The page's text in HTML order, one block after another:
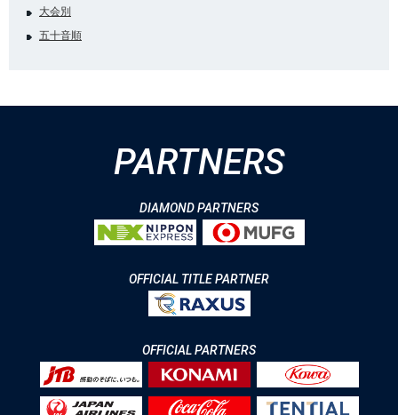
大会別
五十音順
PARTNERS
DIAMOND PARTNERS
OFFICIAL TITLE PARTNER
OFFICIAL PARTNERS